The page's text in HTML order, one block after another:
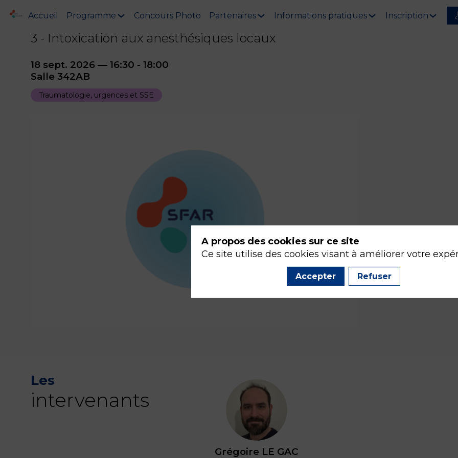
Accueil Programme Concours Photo Partenaires Informations pratiques Inscription
3 - Intoxication aux anesthésiques locaux
18 sept. 2026 — 16:30 - 18:00
Salle 342AB
Traumatologie, urgences et SSE
Les
intervenants GLG
Grégoire LE GAC
A propos des cookies sur ce site
Ce site utilise des cookies visant à améliorer votre
Accepter Refuser